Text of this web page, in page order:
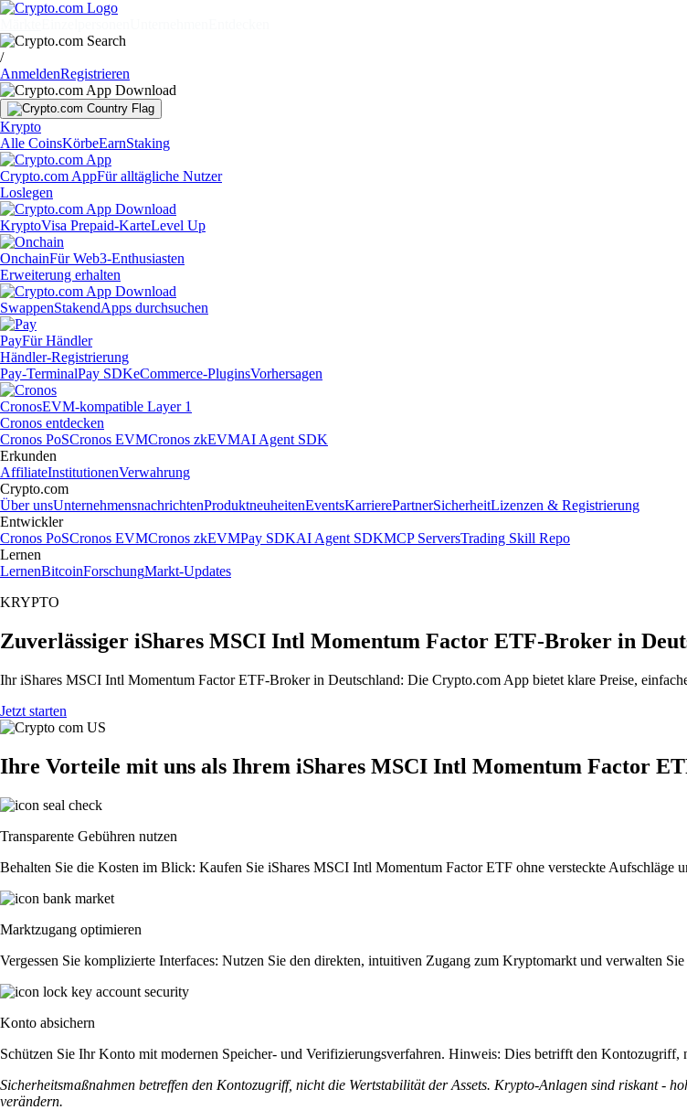
/
AnmeldenRegistrieren
Krypto
Alle CoinsKörbeEarnStaking
Crypto.com AppFür alltägliche Nutzer
Loslegen
KryptoVisa Prepaid-KarteLevel Up
OnchainFür Web3-Enthusiasten
Erweiterung erhalten
SwappenStakendApps durchsuchen
PayFür Händler
Händler-Registrierung
Pay-TerminalPay SDKeCommerce-PluginsVorhersagen
CronosEVM-kompatible Layer 1
Cronos entdecken
Cronos PoSCronos EVMCronos zkEVMAI Agent SDK
Erkunden
AffiliateInstitutionenVerwahrung
Crypto.com
Über unsUnternehmensnachrichtenProduktneuheitenEventsKarrierePartnerSicherheitLizenzen & Registrierung
Entwickler
Cronos PoSCronos EVMCronos zkEVMPay SDKAI Agent SDKMCP ServersTrading Skill Repo
Lernen
LernenBitcoinForschungMarkt-Updates
KRYPTO
Zuverlässiger iShares MSCI Intl Momentum Factor ETF-Broker in
Ihr iShares MSCI Intl Momentum Factor ETF-Broker in Deutschland: Die Crypto.com App bietet klare Preise,
Jetzt starten
Ihre Vorteile mit uns als Ihrem iShares MSCI Intl Momentum Factor
Transparente Gebühren nutzen
Behalten Sie die Kosten im Blick: Kaufen Sie iShares MSCI Intl Momentum Factor ETF ohne versteckte Aufschläge
Marktzugang optimieren
Vergessen Sie komplizierte Interfaces: Nutzen Sie den direkten, intuitiven Zugang zum Kryptomarkt und verwalten Sie
Konto absichern
Schützen Sie Ihr Konto mit modernen Speicher- und Verifizierungsverfahren. Hinweis: Dies betrifft den Kontozugriff,
Sicherheitsmaßnahmen betreffen den Kontozugriff, nicht die Wertstabilität der Assets. Krypto-Anlagen sind riskant -
verändern.